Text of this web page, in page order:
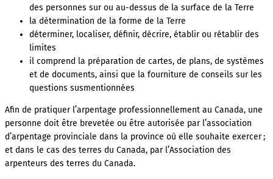
des personnes sur ou au-dessus de la surface de la Terre
la détermination de la forme de la Terre
déterminer, localiser, définir, décrire, établir ou rétablir des
limites
il comprend la préparation de cartes, de plans, de systèmes
et de documents, ainsi que la fourniture de conseils sur les
questions susmentionnées
Afin de pratiquer l’arpentage professionnellement au Canada, une
personne doit être brevetée ou être autorisée par l’association
d’arpentage provinciale dans la province où elle souhaite exercer ;
et dans le cas des terres du Canada, par l’Association des
arpenteurs des terres du Canada.